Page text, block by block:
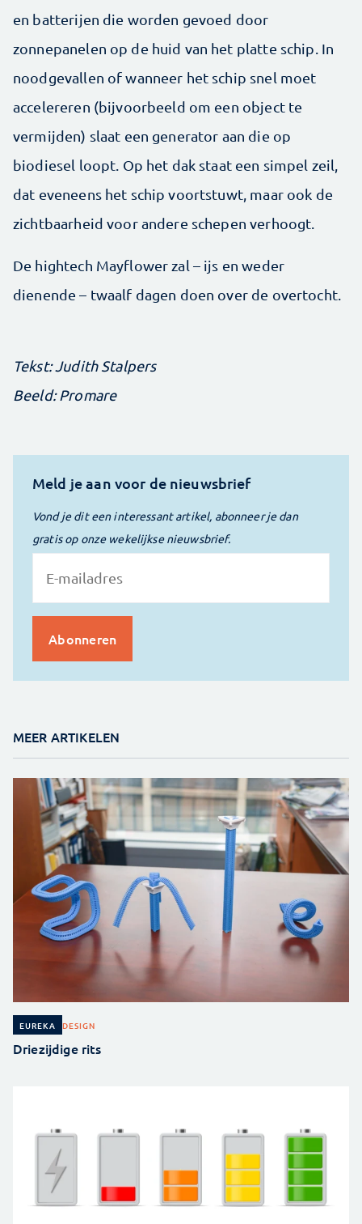
en batterijen die worden gevoed door
zonnepanelen op de huid van het platte schip. In
noodgevallen of wanneer het schip snel moet
accelereren (bijvoorbeeld om een object te
vermijden) slaat een generator aan die op
biodiesel loopt. Op het dak staat een simpel zeil,
dat eveneens het schip voortstuwt, maar ook de
zichtbaarheid voor andere schepen verhoogt.
De hightech Mayflower zal – ijs en weder
dienende – twaalf dagen doen over de overtocht.
Tekst: Judith Stalpers
Beeld: Promare
Meld je aan voor de nieuwsbrief
Vond je dit een interessant artikel, abonneer je dan
gratis op onze wekelijkse nieuwsbrief.
MEER ARTIKELEN
EUREKA DESIGN
Driezijdige rits